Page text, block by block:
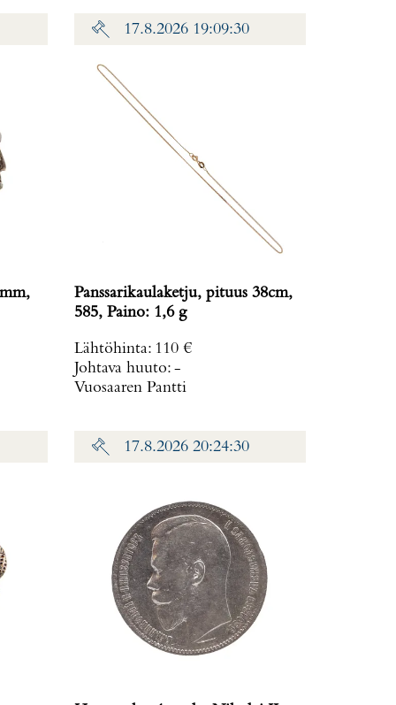
17.8.2026 19:09:30
Panssarikaulaketju, pituus 38cm,
585, Paino: 1,6 g
Lähtöhinta: 110 €
Johtava huuto: -
Vuosaaren Pantti
17.8.2026 20:24:30